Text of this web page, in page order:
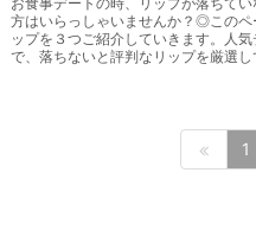
方はいらっしゃいませんか？◎このペ
ップを３つご紹介していきます。人
で、落ちないと評判なリップを厳選
1